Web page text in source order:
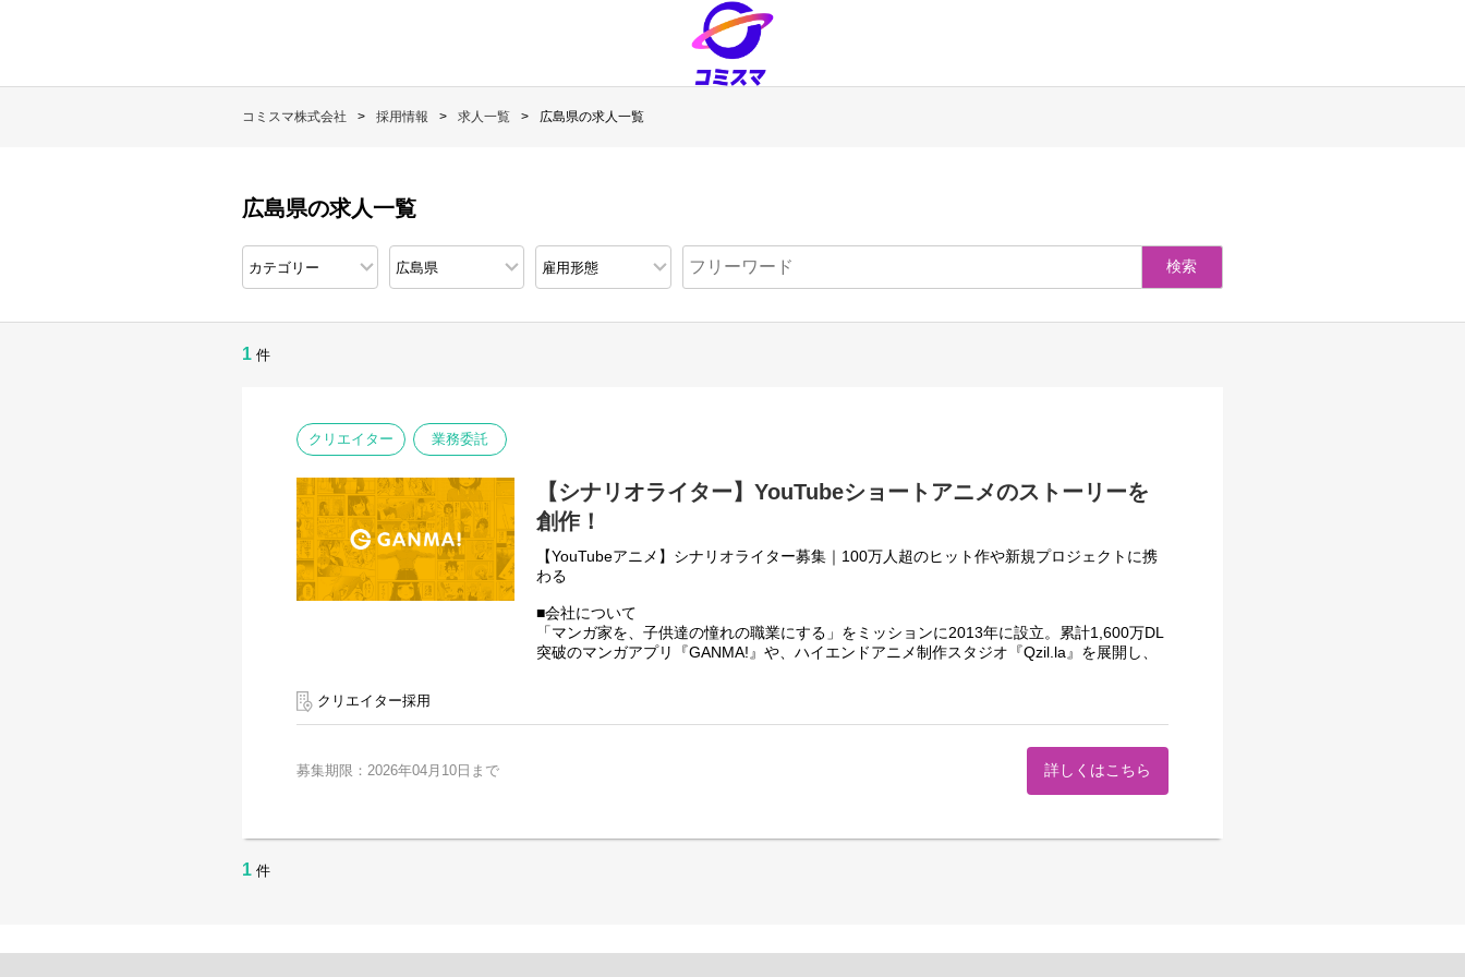
コミスマ株式会社 採用情報 求人一覧 広島県の求人一覧
広島県の求人一覧
1 件
クリエイター 業務委託
【シナリオライター】YouTubeショートアニメのストーリーを
創作！
【YouTubeアニメ】シナリオライター募集｜100万人超のヒット作や新規プロジェクトに携
わる
■会社について
「マンガ家を、子供達の憧れの職業にする」をミッションに2013年に設立。累計1,600万DL
突破のマンガアプリ『GANMA!』や、ハイエンドアニメ制作スタジオ『Qzil.la』を展開し、
子原くん』などのビッグタイトルを輩出してきました。今回はさらなる事業拡大のため、既
存作品の運用や新規チャンネルの立ち上げに携わってくださる新たな仲間を募集します。
るコンテンツ」をチームで作り上げることがミッションです。
クリエイター採用
募集期限：2026年04月10日まで 詳しくはこちら
1 件